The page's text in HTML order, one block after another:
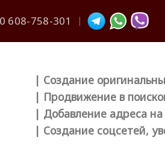
608-758-301
| Создание
| Продвижение в
| Добавление адреса
| Создание соцсетей,